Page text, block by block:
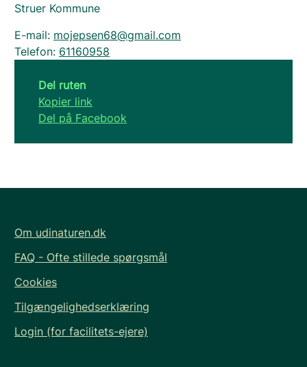
Struer Kommune
E-mail: mojepsen68@gmail.com
Telefon: 61160958
Del ruten
Kopier link
Del på Facebook
Om udinaturen.dk
FAQ - Ofte stillede spørgsmål
Cookies
Tilgængelighedserklæring
Login (for facilitets-ejere)